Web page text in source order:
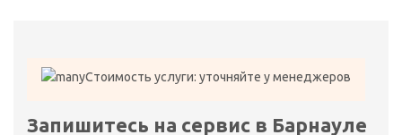
Стоимость услуги: уточняйте у менеджеров
Запишитесь на сервис в Барнауле